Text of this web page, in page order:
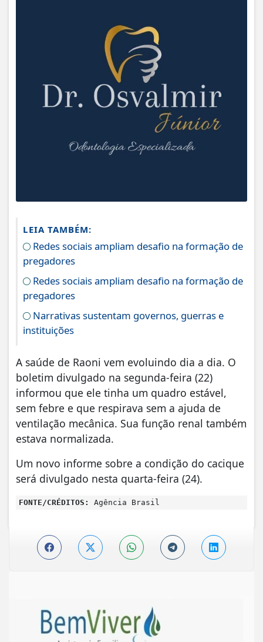
LEIA TAMBÉM:
Redes sociais ampliam desafio na formação de
pregadores
Redes sociais ampliam desafio na formação de
pregadores
Narrativas sustentam governos, guerras e
instituições
A saúde de Raoni vem evoluindo dia a dia. O
boletim divulgado na segunda-feira (22)
informou que ele tinha um quadro estável,
sem febre e que respirava sem a ajuda de
ventilação mecânica. Sua função renal também
estava normalizada.
Um novo informe sobre a condição do cacique
será divulgado nesta quarta-feira (24).
FONTE/CRÉDITOS: Agência Brasil